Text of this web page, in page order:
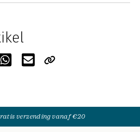
verzending vanaf €20